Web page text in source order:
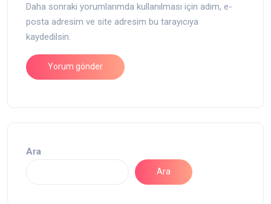
Daha sonraki yorumlarımda kullanılması için adım, e-
posta adresim ve site adresim bu tarayıcıya
kaydedilsin.
Ara
Ara